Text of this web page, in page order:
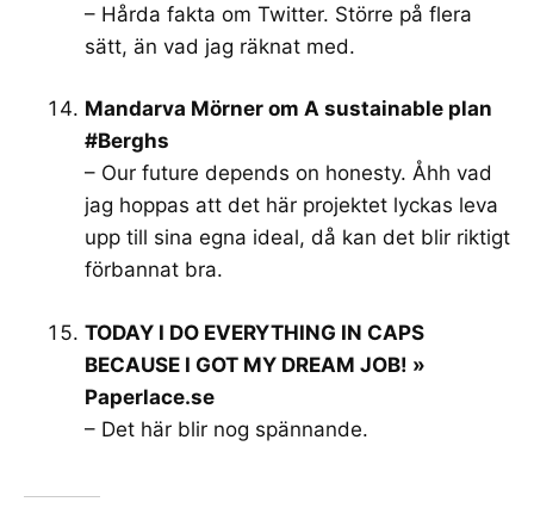
– Hårda fakta om Twitter. Större på flera
sätt, än vad jag räknat med.
Mandarva Mörner om A sustainable plan
#Berghs
– Our future depends on honesty. Åhh vad
jag hoppas att det här projektet lyckas leva
upp till sina egna ideal, då kan det blir riktigt
förbannat bra.
TODAY I DO EVERYTHING IN CAPS
BECAUSE I GOT MY DREAM JOB! »
Paperlace.se
– Det här blir nog spännande.